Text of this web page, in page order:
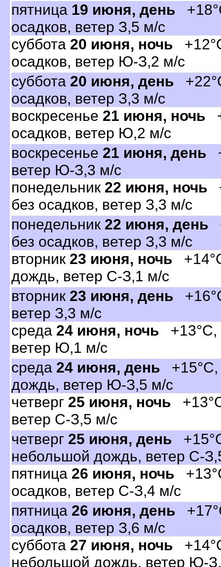
пятница 19 июня, день
осадков, ветер З,5 м/с
суббота 20 июня, ночь
осадков, ветер Ю-З,2 м/с
суббота 20 июня, день
осадков, ветер З,3 м/с
оскресенье 21 июня, ночь
осадков, ветер Ю,2 м/с
оскресенье 21 июня, день
етер Ю-З,3 м/с
понедельник 22 июня, ночь
ез осадков, ветер З,3 м/с
понедельник 22 июня, день
ез осадков, ветер З,3 м/с
торник 23 июня, ночь
дождь, ветер С-З,1 м/с
торник 23 июня, день
етер З,3 м/с
среда 24 июня, ночь
етер Ю,1 м/с
среда 24 июня, день
дождь, ветер Ю-З,5 м/с
четвер 25 июня, ночь
етер С-З,5 м/с
четвер 25 июня, день
небольшой дождь, ветер С-
пятница 26 июня, ночь
осадков, ветер С-З,4 м/с
пятница 26 июня, день
осадков, ветер З,6 м/с
суббота 27 июня, ночь
небольшой дождь, ветер Ю-